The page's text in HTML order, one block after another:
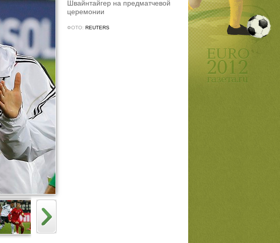
Швайнтайгер на предматчевой
церемонии
ФОТО: REUTERS